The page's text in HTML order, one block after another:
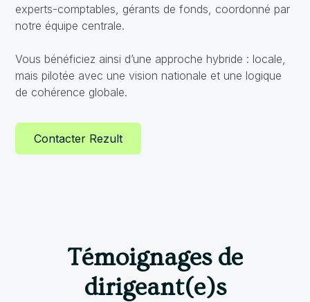
experts-comptables, gérants de fonds, coordonné par
notre équipe centrale.
Vous bénéficiez ainsi d’une approche hybride : locale,
mais pilotée avec une vision nationale et une logique
de cohérence globale.
Contacter Rezult
Témoignages de
dirigeant(e)s